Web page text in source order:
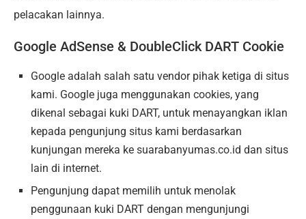
pelacakan lainnya.
Google AdSense & DoubleClick DART Cookie
Google adalah salah satu vendor pihak ketiga di situs
kami. Google juga menggunakan cookies, yang
dikenal sebagai kuki DART, untuk menayangkan iklan
kepada pengunjung situs kami berdasarkan
kunjungan mereka ke suarabanyumas.co.id dan situs
lain di internet.
Pengunjung dapat memilih untuk menolak
penggunaan kuki DART dengan mengunjungi